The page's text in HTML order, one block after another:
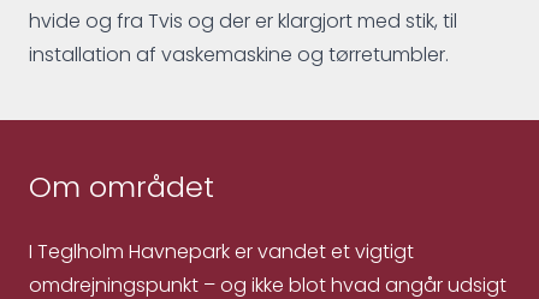
hvide og fra Tvis og der er klargjort med stik, til
installation af vaskemaskine og tørretumbler.
Om området
I Teglholm Havnepark er vandet et vigtigt
omdrejningspunkt – og ikke blot hvad angår udsigt